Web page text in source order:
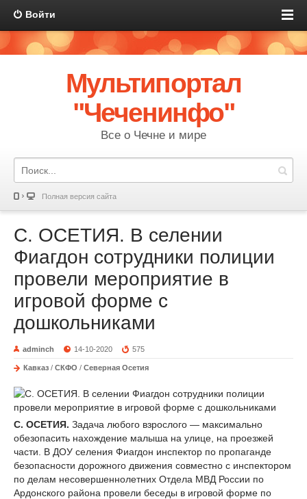
Войти
Мультипортал
"Чеченинфо"
Все о Чечне и мире
Полная версия сайта
С. ОСЕТИЯ. В селении
Фиагдон сотрудники полиции
провели мероприятие в
игровой форме с
дошкольниками
adminch 14-10-2020 575
Кавказ / СКФО / Северная Осетия
С. ОСЕТИЯ. Задача любого взрослого — максимально
обезопасить нахождение малыша на улице, на проезжей
части. В ДОУ селения Фиагдон инспектор по пропаганде
безопасности дорожного движения совместно с инспектором
по делам несовершеннолетних Отдела МВД России по
Ардонского района провели беседы в игровой форме по